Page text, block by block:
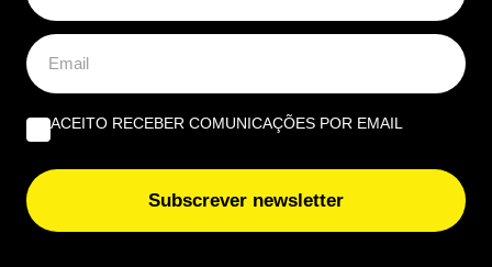
ver o pedido recusado e acabou por conseguir
ACEITO RECEBER COMUNICAÇÕES POR EMAIL
Subscrever newsletter